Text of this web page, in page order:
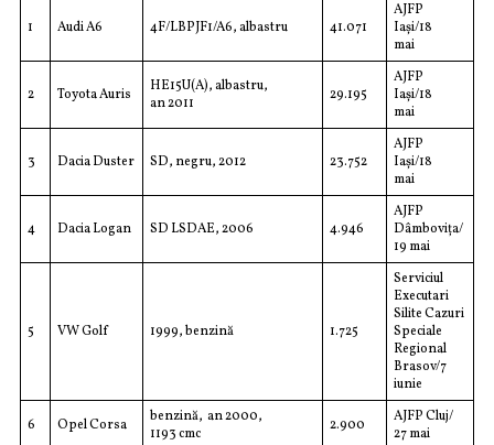
1 Audi A6 4F/LBPJF1/A6, albastru 41.071
AJFP
Iași/18
mai
2 Toyota Auris
HE15U(A), albastru,
an 2011
29.195
AJFP
Iași/18
mai
3 Dacia Duster SD, negru, 2012 23.752
AJFP
Iași/18
mai
4 Dacia Logan SD LSDAE, 2006 4.946
AJFP
Dâmbovița/
19 mai
5 VW Golf 1999, benzină 1.725
Serviciul
Executari
Silite Cazuri
Speciale
Regional
Brasov/7
iunie
6 Opel Corsa
benzină, an 2000,
1193 cmc
2.900
AJFP Cluj/
27 mai